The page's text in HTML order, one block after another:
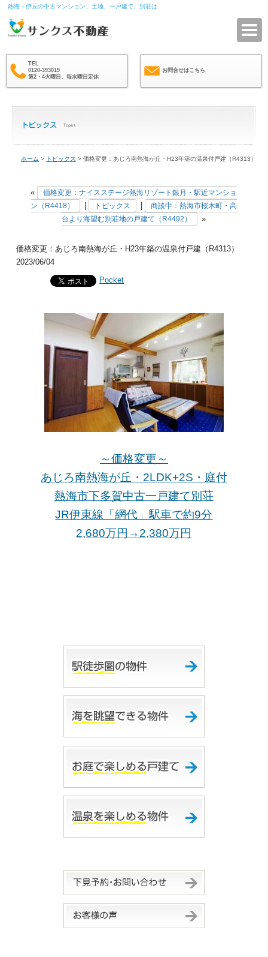
熱海・伊豆の中古マンション、土地、一戸建て、別荘は
TEL
0120-393019
第2・4火曜日、毎水曜日定休
お問合せはこちら
ホーム > トピックス > 価格変更：あじろ南熱海が丘・H23年築の温泉付戸建（R4313）
«
価格変更：ナイスステージ熱海リゾート銀月・駅近マンショ
ン（R4418）
トピックス
商談中：熱海市桜木町・高
台より海望む別荘地の戸建て（R4492）
»
価格変更：あじろ南熱海が丘・H23年築の温泉付戸建（R4313）
2023/06/04
Pocket
～価格変更～
あじろ南熱海が丘・2LDK+2S・庭付
熱海市下多賀中古一戸建て別荘
JR伊東線「網代 」駅車で約9分
2,680万円→2,380万円